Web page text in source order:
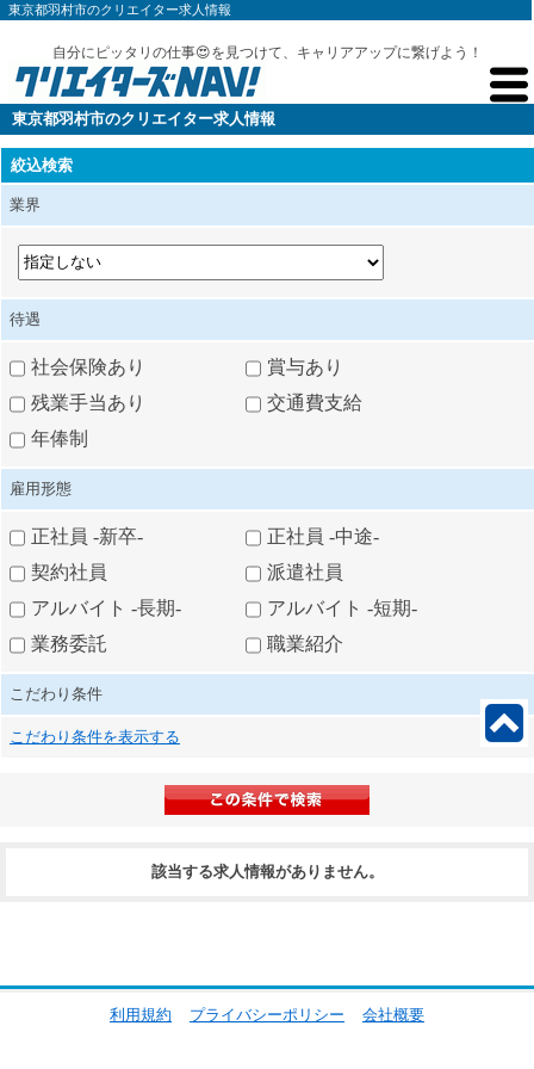
東京都羽村市のクリエイター求人情報
自分にピッタリの仕事😍を見つけて、キャリアアップに繋げよう！
東京都羽村市のクリエイター求人情報
絞込検索
業界
待遇
社会保険あり
賞与あり
残業手当あり
交通費支給
年俸制
雇用形態
正社員 -新卒-
正社員 -中途-
契約社員
派遣社員
アルバイト -長期-
アルバイト -短期-
業務委託
職業紹介
こだわり条件
こだわり条件を表示する
該当する求人情報がありません。
利用規約 プライバシーポリシー 会社概要